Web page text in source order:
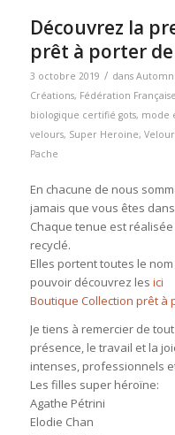
Découvrez la
prêt à porter
3 octobre 2019 / dans
Créations, Fédération
biologique certifié gots, mode
velours, Super Heroine,
Pache
En chacune de nous
jamais que vous êtes
Chaque tenue est
recyclé.
Elles portent toutes le
pouvoir découvrez les ici
Boutique Collection prêt à
Je tiens à remercier de
présence, le travail et la
intenses, professionnels
Les filles super héroïne:
Agathe Pétrini
Elodie Chan